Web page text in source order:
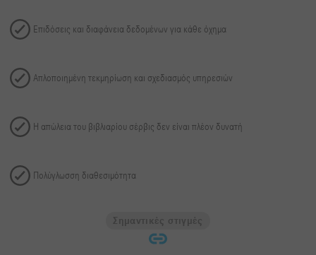
Επιδόσεις και διαφάνεια δεδομένων για κάθε όχημα
Απλοποιημένη τεκμηρίωση και σχεδιασμός υπηρεσιών
Η απώλεια του βιβλιαρίου σέρβις δεν είναι πλέον δυνατή
Πολύγλωσση διαθεσιμότητα
Σημαντικές στιγμές